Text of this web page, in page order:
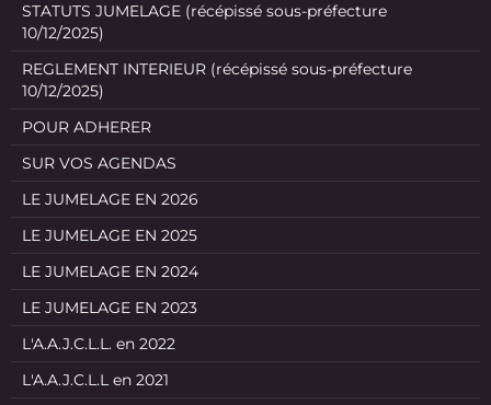
STATUTS JUMELAGE (récépissé sous-préfecture
10/12/2025)
REGLEMENT INTERIEUR (récépissé sous-préfecture
10/12/2025)
POUR ADHERER
SUR VOS AGENDAS
LE JUMELAGE EN 2026
LE JUMELAGE EN 2025
LE JUMELAGE EN 2024
LE JUMELAGE EN 2023
L'A.A.J.C.L.L. en 2022
L'A.A.J.C.L.L en 2021